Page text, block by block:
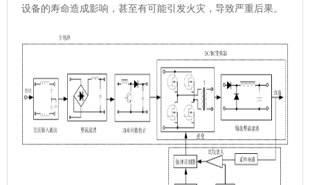
设备的寿命造成影响，甚至有可能引发火灾，导致严重后果。